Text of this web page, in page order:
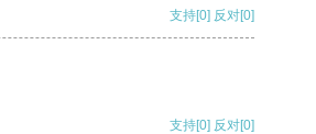
支持[0] 反对[0]
支持[0] 反对[0]